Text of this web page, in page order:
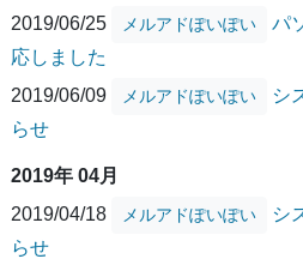
2019/06/25
メルアドぽいぽい
パ
応しました
2019/06/09
メルアドぽいぽい
シ
らせ
2019年 04月
2019/04/18
メルアドぽいぽい
シ
らせ